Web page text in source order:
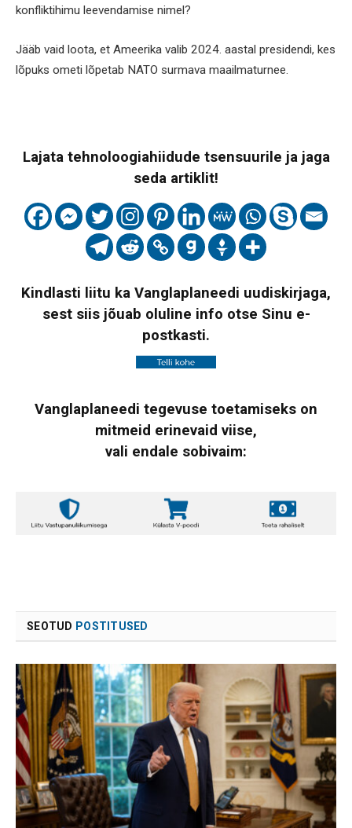
konfliktihimu leevendamise nimel?
Jääb vaid loota, et Ameerika valib 2024. aastal presidendi, kes
lõpuks ometi lõpetab NATO surmava maailmaturnee.
Lajata tehnoloogiahiidude tsensuurile ja jaga
seda artiklit!
Kindlasti liitu ka Vanglaplaneedi uudiskirjaga,
sest siis jõuab oluline info otse Sinu e-
postkasti.
Vanglaplaneedi tegevuse toetamiseks on
mitmeid erinevaid viise,
vali endale sobivaim:
SEOTUD POSTITUSED